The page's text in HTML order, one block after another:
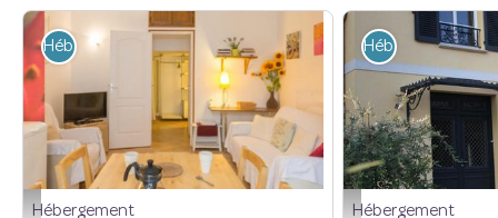
L'Abeille - PNRHVC
Hébergement
Hébergement La Foulerie - PNRHVC
Hébergement
Hébergement